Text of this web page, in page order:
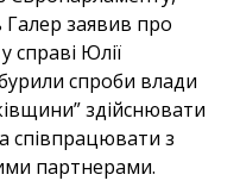
Галер заявив про
справі Юлії
спроби влади
здійснювати
співпрацювати з
партнерами.